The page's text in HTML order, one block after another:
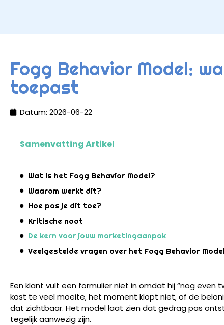
Fogg Behavior Model:
toepast
Datum: 2026-06-22
Samenvatting Artikel
Wat is het Fogg Behavior Model?
Waarom werkt dit?
Hoe pas je dit toe?
Kritische noot
De kern voor jouw marketingaanpak
Veelgestelde vragen over het Fogg Behavior Model
Een klant vult een formulier niet in omdat hij “nog even
kost te veel moeite, het moment klopt niet, of de
dat zichtbaar. Het model laat zien dat gedrag pas
tegelijk aanwezig zijn.